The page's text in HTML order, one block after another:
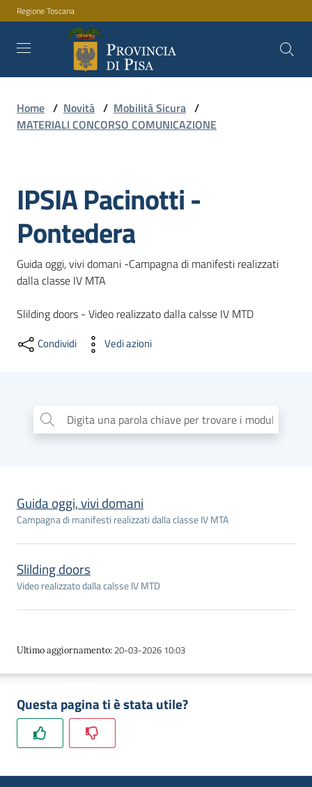
Vai al contenuto
Vai alla navigazione
Vai al footer
Regione Toscana
Amministrazione
Novità
Documenti
dati
Argomenti
su
Home / Novità / Mobilità Sicura /
MATERIALI CONCORSO COMUNICAZIONE
IPSIA Pacinotti -
Pontedera
Guida oggi, vivi domani -Campagna di manifesti realizzati
dalla classe IV MTA
Slilding doors - Video realizzato dalla calsse IV MTD
Condividi Vedi azioni
Digita una parola chiave per trovare i moduli
Guida oggi, vivi domani
Campagna di manifesti realizzati dalla classe IV MTA
Slilding doors
Video realizzato dalla calsse IV MTD
Ultimo aggiornamento: 20-03-2026 10:03
Questa pagina ti è stata utile?